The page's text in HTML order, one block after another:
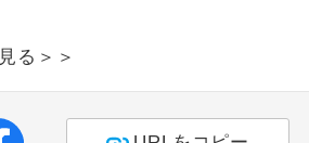
る＞＞
す。